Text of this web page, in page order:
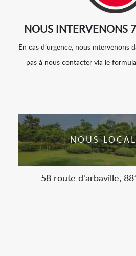
NOUS INTERVENONS
En cas d’urgence, nous intervenons
pas à nous contacter via le
NOUS
58 route d'arbaville,